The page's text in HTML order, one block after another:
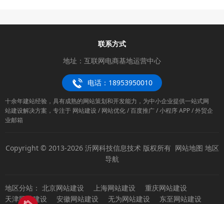
联系方式
地址：互联网电商基地运营中心
电话：18953950010
十余年建站经验，具有成熟的网站策划和开发能力，为中小企业提供一站式网
站建设解决方案，专注于 网站建设 / 网站优化 / 百度推广 / 小程序 APP / 外贸企
业邮箱
Copyright © 2013-2026 沂网科技信息技术 版权所有 网站地图 地区
导航
地区分站： 北京网站建设 上海网站建设
重庆网站建设
天津网站建设
安徽网站建设 无为网站建设 东至网站建设